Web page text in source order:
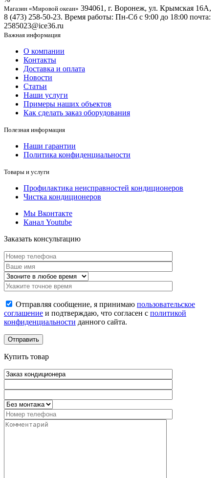
Магазин «Мировой океан» 394061, г. Воронеж, ул. Крымская 16А,
8 (473) 258-50-23. Время работы: Пн-Сб с 9:00 до 18:00 почта:
2585023@ice36.ru
Важная информация
О компании
Контакты
Доставка и оплата
Новости
Статьи
Наши услуги
Примеры наших объектов
Как сделать заказ оборудования
Полезная информация
Наши гарантии
Политика конфиденциальности
Товары и услуги
Профилактика неисправностей кондиционеров
Чистка кондиционеров
Мы Вконтакте
Канал Youtube
Заказать консультацию
Отправляя сообщение, я принимаю пользовательское
соглашение и подтверждаю, что согласен с политикой
конфиденциальности данного сайта.
Купить товар